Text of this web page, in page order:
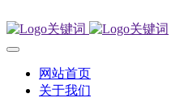
网站首页
关于我们